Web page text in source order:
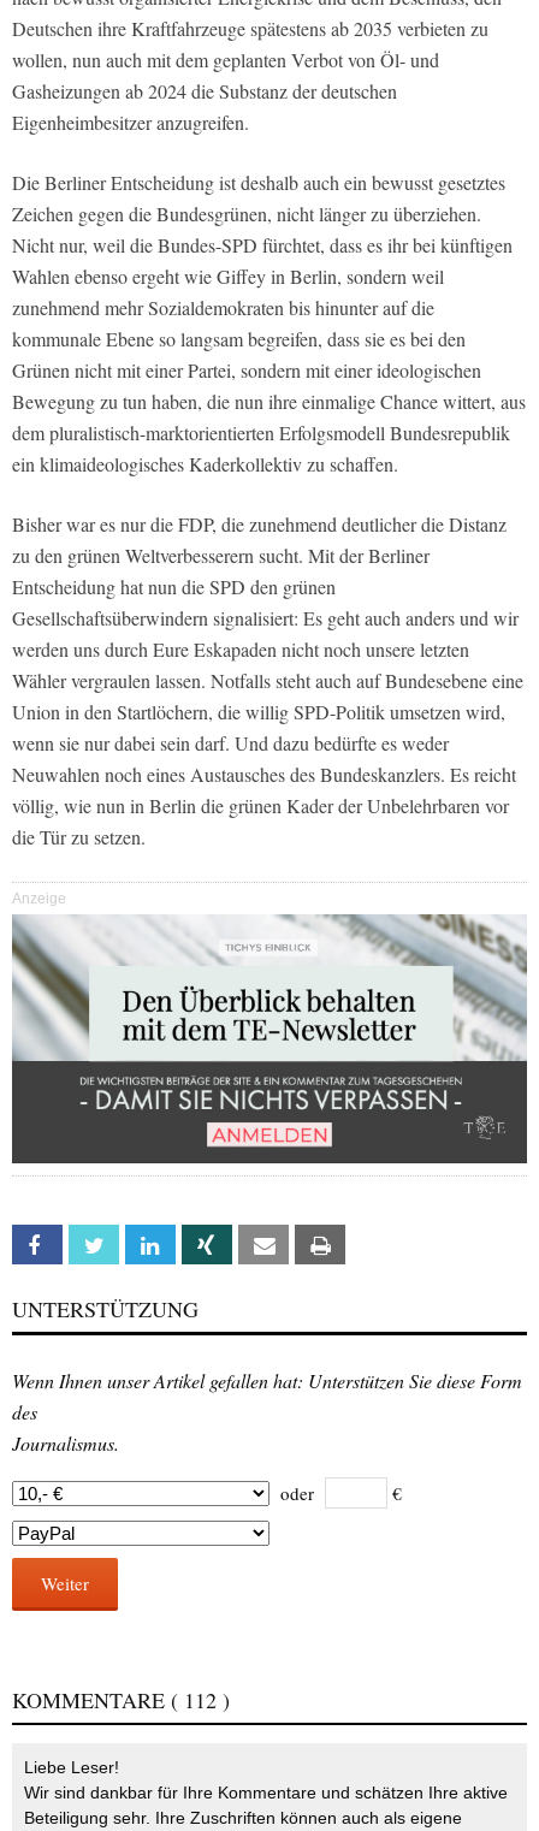
Deutschen ihre Kraftfahrzeuge spätestens ab 2035 verbieten zu
wollen, nun auch mit dem geplanten Verbot von Öl- und
Gasheizungen ab 2024 die Substanz der deutschen
Eigenheimbesitzer anzugreifen.
Die Berliner Entscheidung ist deshalb auch ein bewusst gesetztes
Zeichen gegen die Bundesgrünen, nicht länger zu überziehen.
Nicht nur, weil die Bundes-SPD fürchtet, dass es ihr bei künftigen
Wahlen ebenso ergeht wie Giffey in Berlin, sondern weil
zunehmend mehr Sozialdemokraten bis hinunter auf die
kommunale Ebene so langsam begreifen, dass sie es bei den
Grünen nicht mit einer Partei, sondern mit einer ideologischen
Bewegung zu tun haben, die nun ihre einmalige Chance wittert, aus
dem pluralistisch-marktorientierten Erfolgsmodell Bundesrepublik
ein klimaideologisches Kaderkollektiv zu schaffen.
Bisher war es nur die FDP, die zunehmend deutlicher die Distanz
zu den grünen Weltverbesserern sucht. Mit der Berliner
Entscheidung hat nun die SPD den grünen
Gesellschaftsüberwindern signalisiert: Es geht auch anders und wir
werden uns durch Eure Eskapaden nicht noch unsere letzten
Wähler vergraulen lassen. Notfalls steht auch auf Bundesebene eine
Union in den Startlöchern, die willig SPD-Politik umsetzen wird,
wenn sie nur dabei sein darf. Und dazu bedürfte es weder
Neuwahlen noch eines Austausches des Bundeskanzlers. Es reicht
völlig, wie nun in Berlin die grünen Kader der Unbelehrbaren vor
die Tür zu setzen.
Anzeige
Facebook Twitter Linkedin Xing Email
UNTERSTÜTZUNG
Wenn Ihnen unser Artikel gefallen hat: Unterstützen Sie diese Form
des
Journalismus.
oder €
Weiter
KOMMENTARE ( 112 )
Liebe Leser!
Wir sind dankbar für Ihre Kommentare und schätzen Ihre aktive
Beteiligung sehr. Ihre Zuschriften können auch als eigene